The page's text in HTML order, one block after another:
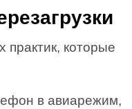
практик, которые
в авиарежим,